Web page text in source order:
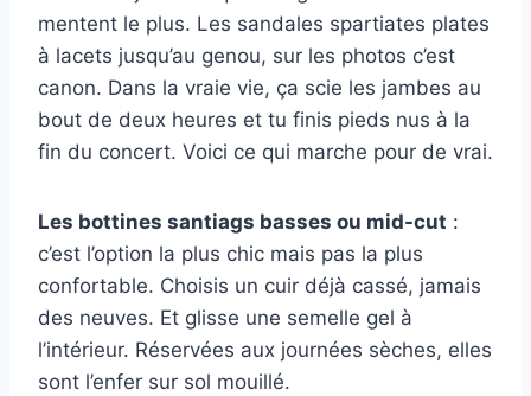
mentent le plus. Les sandales spartiates plates
à lacets jusqu’au genou, sur les photos c’est
canon. Dans la vraie vie, ça scie les jambes au
bout de deux heures et tu finis pieds nus à la
fin du concert. Voici ce qui marche pour de vrai.
Les bottines santiags basses ou mid-cut :
c’est l’option la plus chic mais pas la plus
confortable. Choisis un cuir déjà cassé, jamais
des neuves. Et glisse une semelle gel à
l’intérieur. Réservées aux journées sèches, elles
sont l’enfer sur sol mouillé.